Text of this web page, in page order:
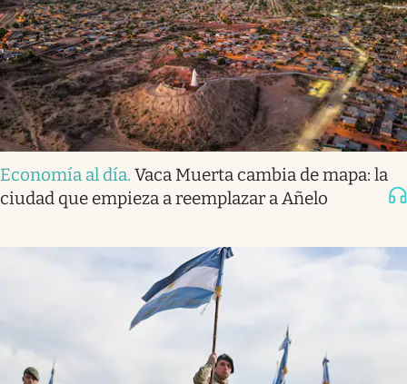
Economía al día. Vaca Muerta cambia de mapa: la
ciudad que empieza a reemplazar a Añelo